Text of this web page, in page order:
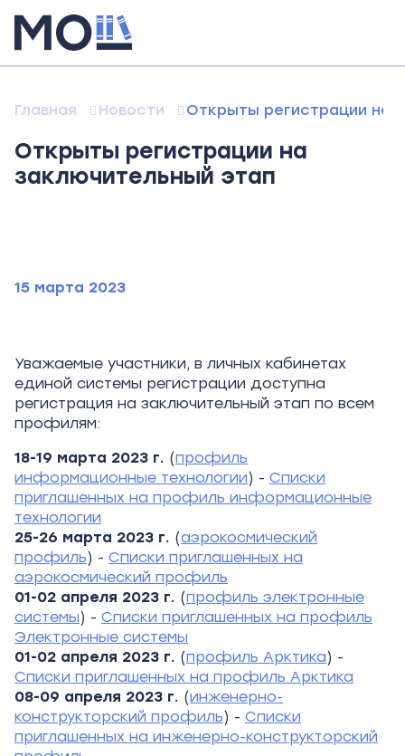
Главная Новости Открыты регистрации на
Открыты регистрации на
заключительный этап
15 марта 2023
Уважаемые участники, в личных кабинетах
единой системы регистрации доступна
регистрация на заключительный этап по всем
профилям:
18-19 марта 2023 г. (профиль
информационные технологии) - Списки
приглашенных на профиль информационные
технологии
25-26 марта 2023 г. (аэрокосмический
профиль) - Списки приглашенных на
аэрокосмический профиль
01-02 апреля 2023 г. (профиль электронные
системы) - Списки приглашенных на профиль
Электронные системы
01-02 апреля 2023 г. (профиль Арктика) -
Списки приглашенных на профиль Арктика
08-09 апреля 2023 г. (инженерно-
конструкторский профиль) - Списки
приглашенных на инженерно-конструкторский